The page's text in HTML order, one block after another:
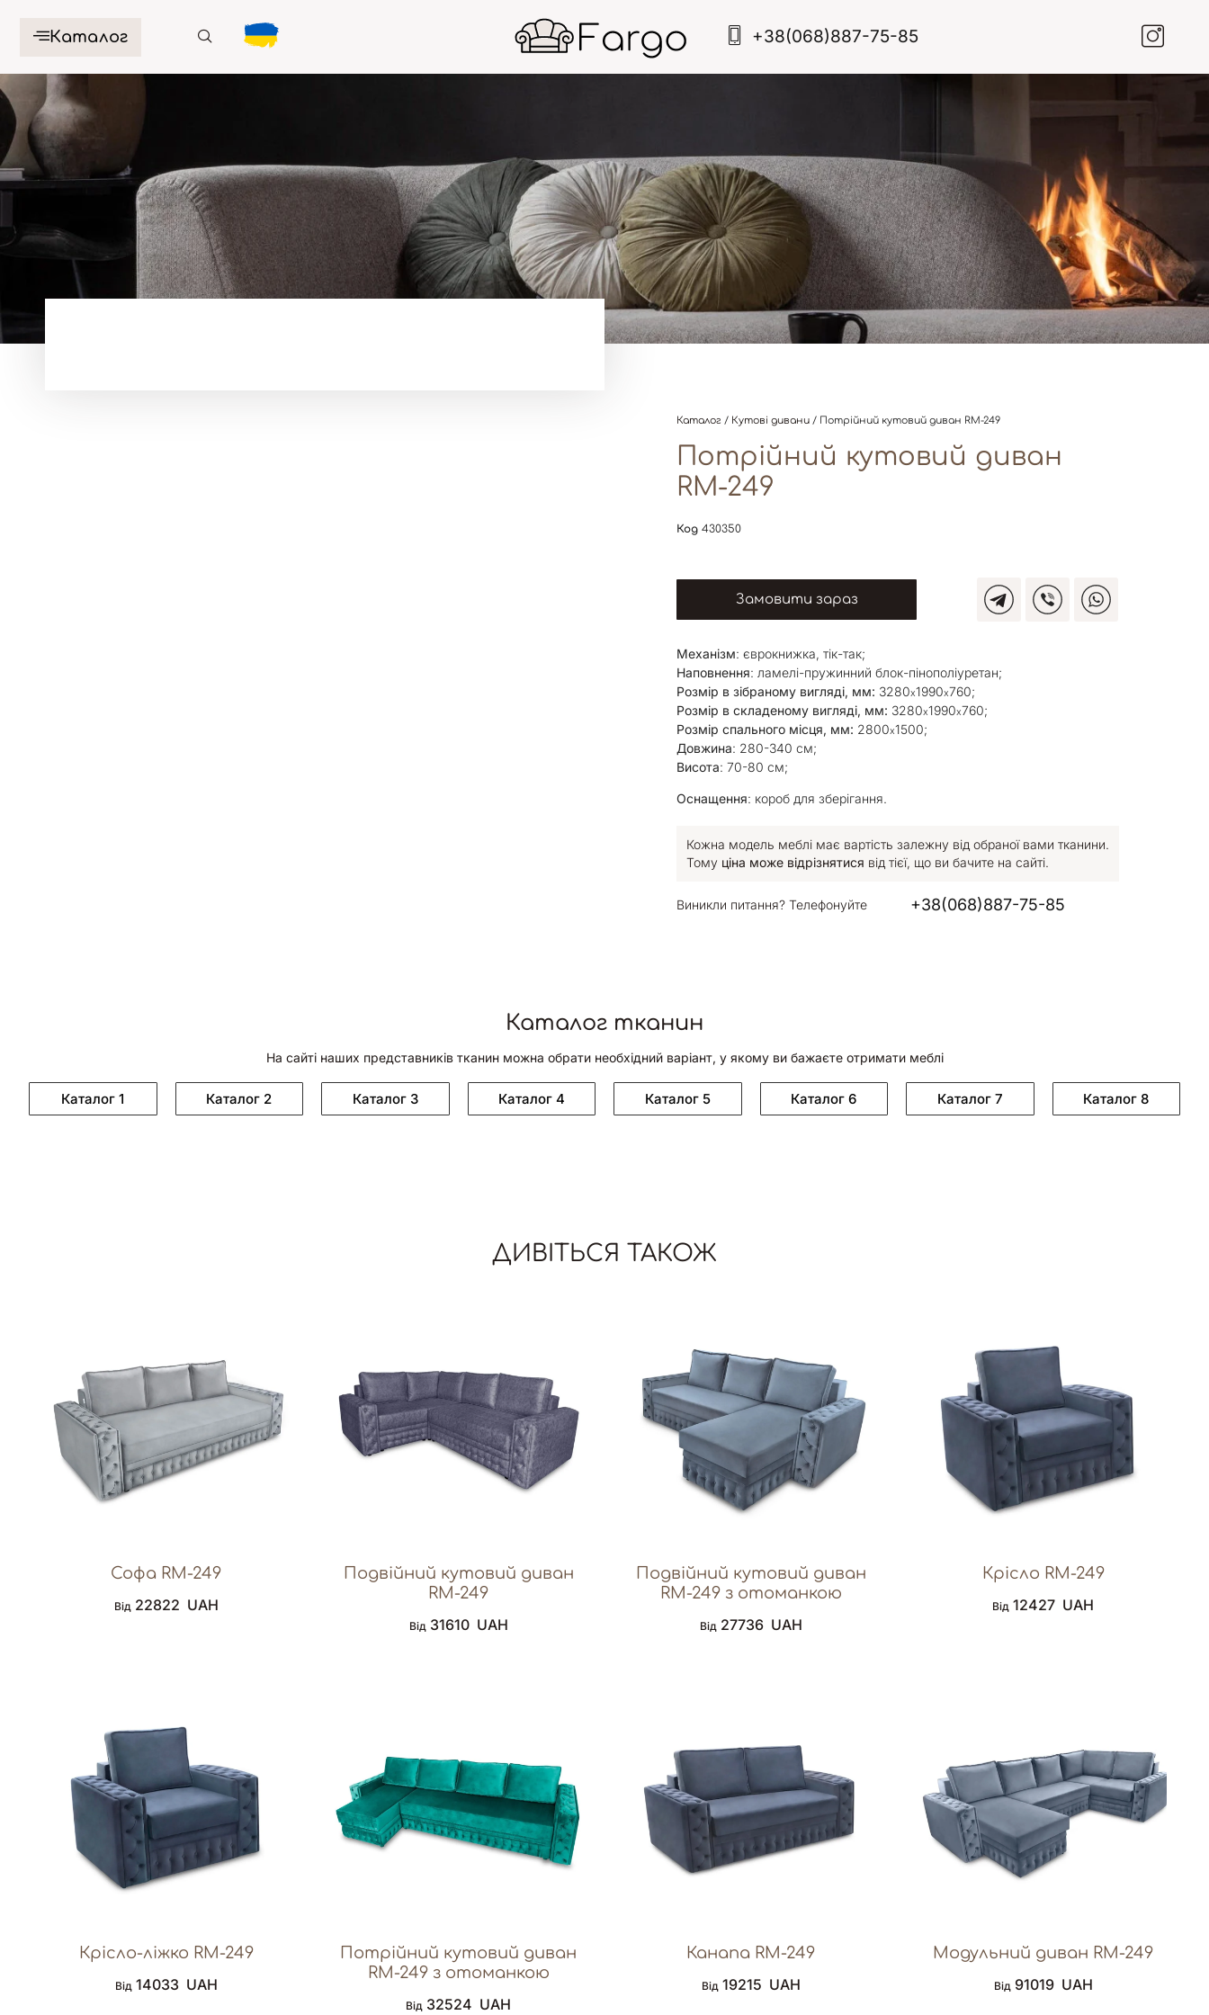
Каталог +38(068)887-75-85
Каталог / Кутові дивани / Потрійний кутовий диван RM-249
Потрійний кутовий диван
RM-249
Код 430350
Замовити зараз
Механізм: єврокнижка, тік-так;
Наповнення: ламелі-пружинний блок-пінополіуретан;
Розмір в зібраному вигляді, мм: 3280х1990х760;
Розмір в складеному вигляді, мм: 3280х1990х760;
Розмір спального місця, мм: 2800х1500;
Довжина: 280-340 см;
Висота: 70-80 см;
Оснащення: короб для зберігання.
Кожна модель меблі має вартість залежну від обраної вами тканини.
Тому ціна може відрізнятися від тієї, що ви бачите на сайті.
Виникли питання? Телефонуйте +38(068)887-75-85
Каталог тканин
На сайті наших представників тканин можна обрати необхідний варіант, у якому ви бажаєте отримати меблі
Каталог 1 Каталог 2 Каталог 3 Каталог 4 Каталог 5 Каталог 6 Каталог 7 Каталог 8
ДИВІТЬСЯ ТАКОЖ
Софа RM-249
Від 22822 UAH
Подвійний кутовий диван
RM-249
Від 31610 UAH
Подвійний кутовий диван
RM-249 з отоманкою
Від 27736 UAH
Крісло RM-249
Від 12427 UAH
Крісло-ліжко RM-249
Від 14033 UAH
Потрійний кутовий диван
RM-249 з отоманкою
Від 32524 UAH
Канапа RM-249
Від 19215 UAH
Модульний диван RM-249
Від 91019 UAH